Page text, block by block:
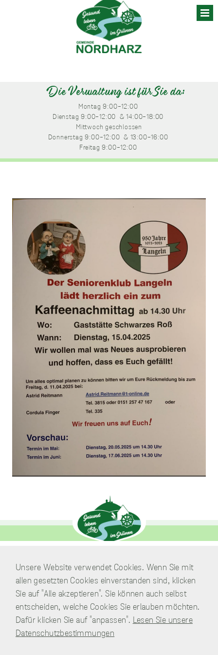
Die Verwaltung ist für Sie da:
Montag 9:00-12:00
Dienstag 9:00-12:00 & 14:00-18:00
Mittwoch geschlossen
Donnerstag 9:00-12:00 & 13:00-16:00
Freitag 9:00-12:00
Verwaltung
Am Park 7
38871 Nordharz / OT Wasserleben
Telefon:039451.600 0
E-Mail:Schreiben Sie uns!
Unsere Website verwendet Cookies. Wenn Sie mit
allen gesetzten Cookies einverstanden sind, klicken
Sie auf "Alle akzeptieren". Sie können auch selbst
entscheiden, welche Cookies Sie erlauben möchten.
Dafür klicken Sie auf "anpassen". Lesen Sie unsere
Datenschutzbestimmungen
unverzichtbare
Cookies
Diese Cookies
unverzichtbar,
damit wir Ihnen
grundlegende
und sichere
Funktionen
unserer Website
zur Verfügung
stellen können.
eingesetzt, um
Informationen
über Sie für
wie Marketing
Informationen über
die Leistung unserer
Website, Ihren Besuch
sowie Ihre Nutzung
Anzahl der Besucher,
genutzt haben und die
Seiten, die bei unseren
sind. Diese Cookies
sammeln keine